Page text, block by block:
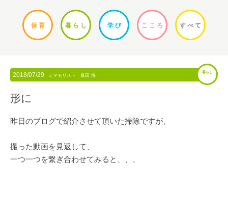
保 育 暮ら し 学 び ここ ろ すべて
2018/07/29 ミマモリスト 眞田 海
暮らし
形に
昨日のブログで紹介させて頂いた掃除ですが、
撮った動画を見返して、
一つ一つを繋ぎ合わせてみると、、、